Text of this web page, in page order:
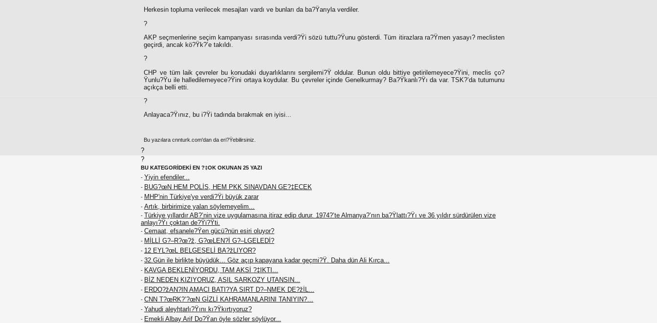
Herkesin topluma verilecek mesajları vardı ve bunları da ba?Ÿarıyla verdiler.
?
AKP seçmenlerine seçim kampanyası sırasında verdi?Ÿi sözü tuttu?Ÿunu gösterdi. Tüm itirazlara ra?Ÿmen yasayı? meclisten
geçirdi, ancak kö?Ÿk?’e takıldı.
?
CHP ve tüm laik çevreler bu konudaki duyarlıklarını sergilemi?Ÿ oldular. Bunun oldu bittiye getirilemeyece?Ÿini, meclis ço?
Ÿunlu?Ÿu ile halledilemeyece?Ÿini ortaya koydular. Bu çevreler içinde Genelkurmay? Ba?Ÿkanlı?Ÿı da var. TSK?’da tutumunu
açıkça belli etti.
?
Anlayaca?Ÿınız, bu i?Ÿi tadında bırakmak en iyisi...
Bu yazılara cnnturk.com'dan da eri?Ÿebilirsiniz.
?
?
BU KATEGORİDEKİ EN ?‡OK OKUNAN 25 YAZI
- Yiyin efendiler...
- BUG?œN HEM POLİS, HEM PKK SINAVDAN GE?‡ECEK
- MHP'nin Türkiye'ye verdi?Ÿi büyük zarar
- Artık, birbirimize yalan söylemeyelim...
- Türkiye yıllardır AB?’nin vize uygulamasına itiraz edip durur. 1974?’te Almanya?’nın ba?Ÿlattı?Ÿı ve 36 yıldır sürdürülen vize
anlayı?Ÿı çoktan de?Ÿi?Ÿti.
- Cemaat, efsanele?Ÿen gücü?nün esiri oluyor?
- MİLLİ G?–R?œ?ž, G?œLEN?İ G?–LGELEDİ?
- 12 EYL?œL BELGESELİ BA?žLIYOR?
- 32.Gün ile birlikte büyüdük... Göz açıp kapayana kadar geçmi?Ÿ. Daha dün Ali Kırca...
- KAVGA BEKLENİYORDU, TAM AKSİ ?‡IKTI...
- BİZ NEDEN KIZIYORUZ, ASIL SARKOZY UTANSIN...
- ERDO?žAN?IN AMACI BATI?YA SIRT D?–NMEK DE?žİL...
- CNN T?œRK?’?œN GİZLİ KAHRAMANLARINI TANIYIN?…
- Yahudi aleyhtarlı?Ÿını kı?Ÿkırtıyoruz?
- Emekli Albay Arif Do?Ÿan öyle sözler söylüyor...